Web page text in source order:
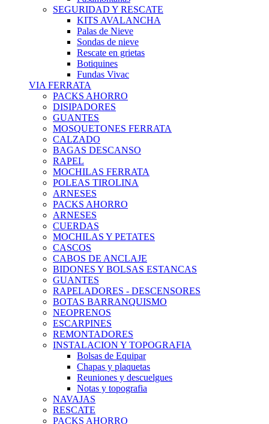
SEGURIDAD Y RESCATE
KITS AVALANCHA
Palas de Nieve
Sondas de nieve
Rescate en grietas
Botiquines
Fundas Vivac
VIA FERRATA
PACKS AHORRO
DISIPADORES
GUANTES
MOSQUETONES FERRATA
CALZADO
BAGAS DESCANSO
RAPEL
MOCHILAS FERRATA
POLEAS TIROLINA
ARNESES
PACKS AHORRO
ARNESES
CUERDAS
MOCHILAS Y PETATES
CASCOS
CABOS DE ANCLAJE
BIDONES Y BOLSAS ESTANCAS
GUANTES
RAPELADORES - DESCENSORES
BOTAS BARRANQUISMO
NEOPRENOS
ESCARPINES
REMONTADORES
INSTALACION Y TOPOGRAFIA
Bolsas de Equipar
Chapas y plaquetas
Reuniones y descuelgues
Notas y topografia
NAVAJAS
RESCATE
PACKS AHORRO